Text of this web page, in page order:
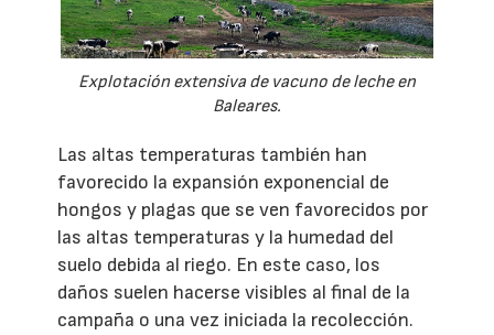
Explotación extensiva de vacuno de leche en
Baleares.
Las altas temperaturas también han
favorecido la expansión exponencial de
hongos y plagas que se ven favorecidos por
las altas temperaturas y la humedad del
suelo debida al riego. En este caso, los
daños suelen hacerse visibles al final de la
campaña o una vez iniciada la recolección.